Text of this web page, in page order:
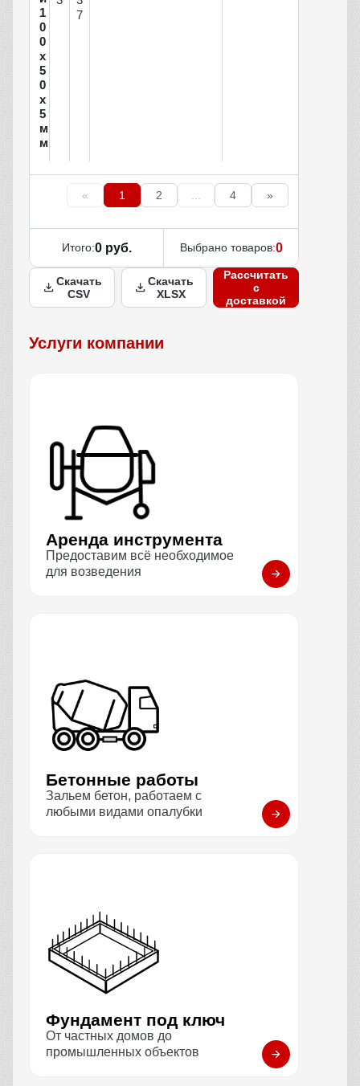
1
0
0
х
5
0
х
5
м
м
7
« 1 2 ... 4 »
Итого:0 руб. Выбрано товаров:0
Скачать
CSV
Скачать
XLSX
Рассчитать
с
доставкой
Услуги компании
Аренда инструмента
Предоставим всё необходимое
для возведения
Бетонные работы
Зальем бетон, работаем с
любыми видами опалубки
Фундамент под ключ
От частных домов до
промышленных объектов